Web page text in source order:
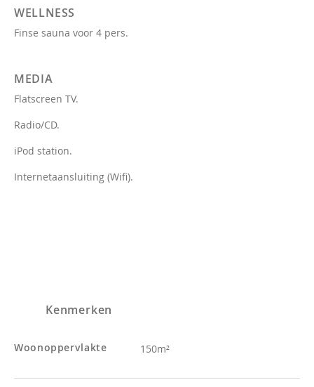
WELLNESS
Finse sauna voor 4 pers.
MEDIA
Flatscreen TV.
Radio/CD.
iPod station.
Internetaansluiting (Wifi).
Kenmerken
Woonoppervlakte 150m²